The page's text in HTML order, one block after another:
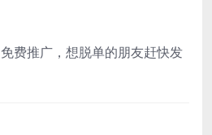
费推广，想脱单的朋友赶快发